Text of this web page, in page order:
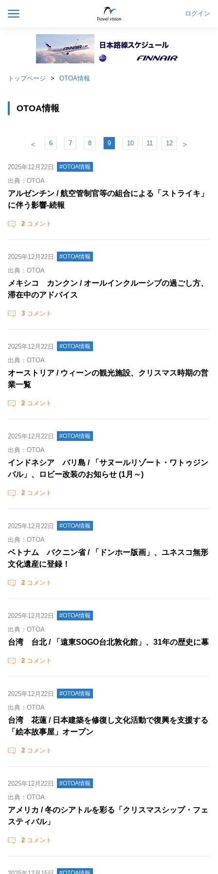
ログイン
トップページ OTOA情報
OTOA情報
＜ 6 7 8 9 10 11 12 ＞
2025年12月22日 #OTOA情報
出典：OTOA
アルゼンチン / 航空管制官等の組合による「ストライキ」
に伴う影響‐続報
2 コメント
2025年12月22日 #OTOA情報
出典：OTOA
メキシコ カンクン / オールインクルーシブの過ごし方、
滞在中のアドバイス
3 コメント
2025年12月22日 #OTOA情報
出典：OTOA
オーストリア / ウィーンの観光施設、クリスマス時期の営
業一覧
2 コメント
2025年12月22日 #OTOA情報
出典：OTOA
インドネシア バリ島 / 「サヌールリゾート・ワトゥジン
バル」、ロビー改装のお知らせ (1月～)
2 コメント
2025年12月22日 #OTOA情報
出典：OTOA
ベトナム バクニン省 / 「ドンホー版画」、ユネスコ無形
文化遺産に登録！
2 コメント
2025年12月22日 #OTOA情報
出典：OTOA
台湾 台北 / 「遠東SOGO台北敦化館」、31年の歴史に幕
2 コメント
2025年12月22日 #OTOA情報
出典：OTOA
台湾 花蓮 / 日本建築を修復し文化活動で復興を支援する
「絵本故事屋」オープン
2 コメント
2025年12月22日 #OTOA情報
出典：OTOA
アメリカ / 冬のシアトルを彩る「クリスマスシップ・フェ
スティバル」
2 コメント